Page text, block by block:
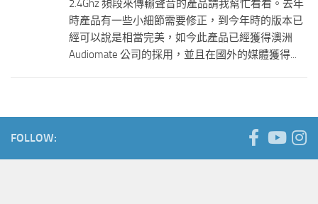
2.4Ghz 頻段來傳輸聲音的產品請我幫忙看看。去年
時產品有一些小細節需要修正，到今年時的版本已
經可以說是相當完美，如今此產品已經獲得澳洲
Audiomate 公司的採用，並且在國外的媒體獲得...
FOLLOW: